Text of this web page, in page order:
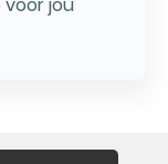
voor jou